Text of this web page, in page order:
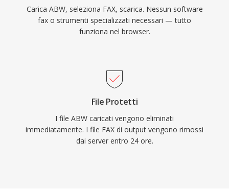
Carica ABW, seleziona FAX, scarica. Nessun software
fax o strumenti specializzati necessari — tutto
funziona nel browser.
File Protetti
I file ABW caricati vengono eliminati
immediatamente. I file FAX di output vengono rimossi
dai server entro 24 ore.